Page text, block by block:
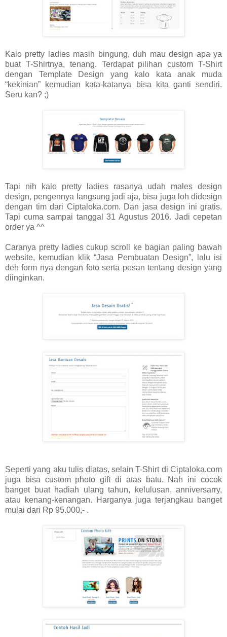
Kalo pretty ladies masih bingung, duh mau design apa ya
buat T-Shirtnya, tenang. Terdapat pilihan custom T-Shirt
dengan Template Design yang kalo kata anak muda
“kekinian” kemudian kata-katanya bisa kita ganti sendiri.
Seru kan? ;)
Tapi nih kalo pretty ladies rasanya udah males design
design, pengennya langsung jadi aja, bisa juga loh didesign
dengan tim dari Ciptaloka.com. Dan jasa design ini gratis.
Tapi cuma sampai tanggal 31 Agustus 2016. Jadi cepetan
order ya ^^
Caranya pretty ladies cukup scroll ke bagian paling bawah
website, kemudian klik “Jasa Pembuatan Design”, lalu isi
deh form nya dengan foto serta pesan tentang design yang
diinginkan.
Seperti yang aku tulis diatas, selain T-Shirt di Ciptaloka.com
juga bisa custom photo gift di atas batu. Nah ini cocok
banget buat hadiah ulang tahun, kelulusan, anniversarry,
atau kenang-kenangan. Harganya juga terjangkau banget
mulai dari Rp 95.000,- .